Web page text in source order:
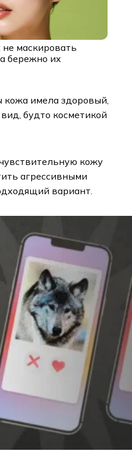
маскировать
бережно их
кожа имела здоровый,
будто косметикой
кожу
агрессивными
вариант.